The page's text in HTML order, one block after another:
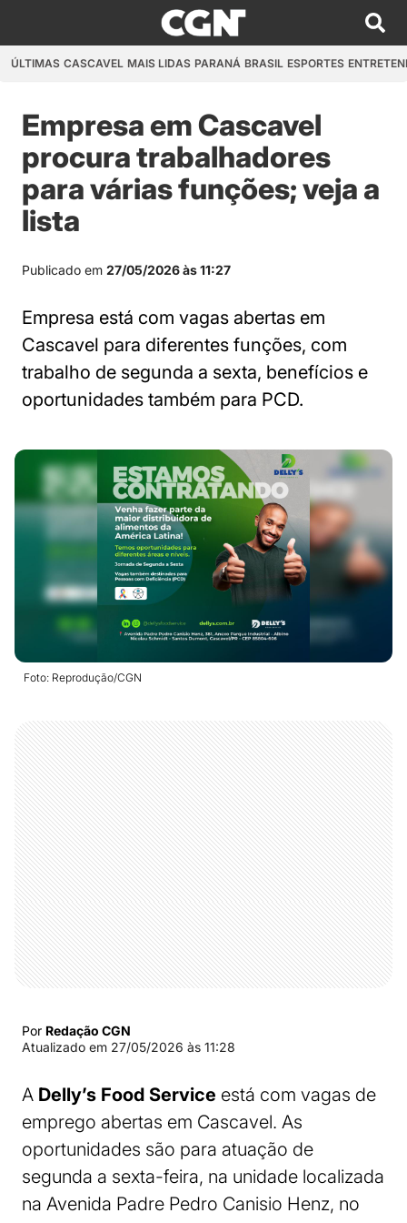
ÚLTIMAS CASCAVEL MAIS LIDAS PARANÁ BRASIL ESPORTES
Empresa em Cascavel
procura trabalhadores
para várias funções; veja a
lista
Publicado em 27/05/2026 às 11:27
Empresa está com vagas abertas em
Cascavel para diferentes funções, com
trabalho de segunda a sexta, benefícios e
oportunidades também para PCD.
Foto: Reprodução/CGN
Por Redação CGN
Atualizado em 27/05/2026 às 11:28
A Delly’s Food Service está com vagas de
emprego abertas em Cascavel. As
oportunidades são para atuação de
segunda a sexta-feira, na unidade localizada
na Avenida Padre Pedro Canisio Henz, no